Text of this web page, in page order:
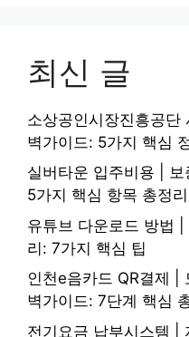
최신 글
소상공인시장진흥공
벽가이드: 5가지 핵심
실버타운 입주비용 |
5가지 핵심 항목 총정리
유튜브 다운로드 방법
리: 7가지 핵심 팁
인천e음카드 QR결제 |
벽가이드: 7단계 핵심
전기요금 납부시스템 |